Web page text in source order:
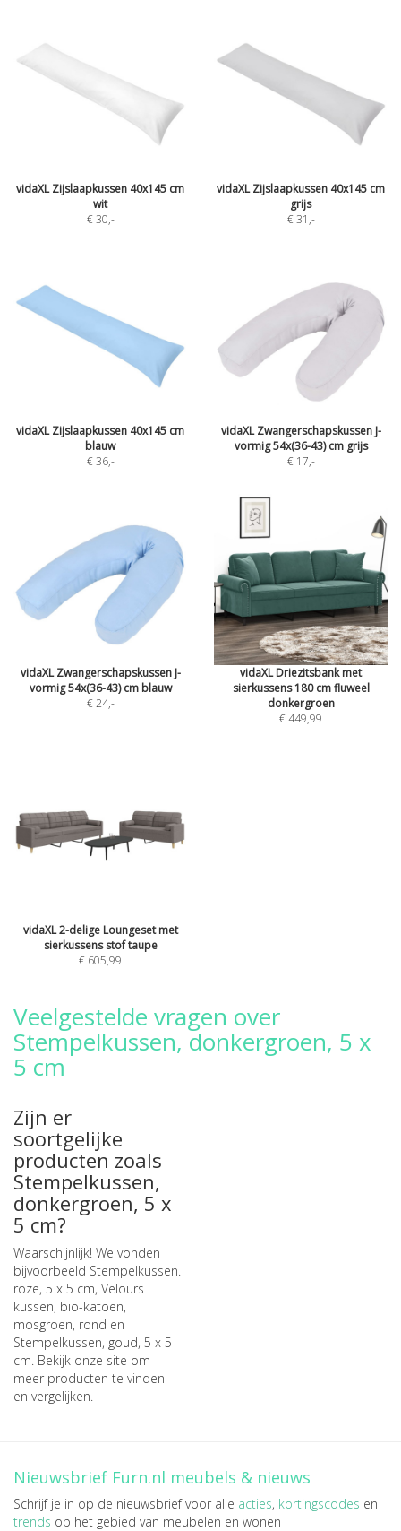
vidaXL Zijslaapkussen 40x145 cm
wit
€ 30,-
vidaXL Zijslaapkussen 40x145 cm
grijs
€ 31 ,-
vidaXL Zijslaapkussen 40x145 cm
blauw
€ 36,-
vidaXL Zwangerschapskussen J-
vormig 54x(36-43) cm grijs
€ 17,-
vidaXL Zwangerschapskussen J-
vormig 54x(36-43) cm blauw
€ 24,-
vidaXL Driezitsbank met
sierkussens 180 cm fluweel
donkergroen
€ 449,99
vidaXL 2-delige Loungeset met
sierkussens stof taupe
€ 605,99
Veelgestelde vragen over
Stempelkussen, donkergroen, 5 x
5 cm
Zijn er
soortgelijke
producten zoals
Stempelkussen,
donkergroen, 5 x
5 cm?
Waarschijnlijk! We vonden
bijvoorbeeld Stempelkussen.
roze, 5 x 5 cm, Velours
kussen, bio-katoen,
mosgroen, rond en
Stempelkussen, goud, 5 x 5
cm. Bekijk onze site om
meer producten te vinden
en vergelijken.
Nieuwsbrief Furn.nl meubels & nieuws
Schrijf je in op de nieuwsbrief voor alle acties, kortingscodes en
trends op het gebied van meubelen en wonen